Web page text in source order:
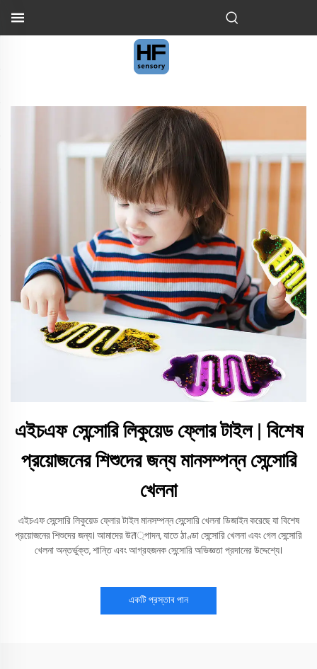
এইচএফ সেন্সোরি লিকুয়েড ফ্লোর টাইল | বিশেষ
প্রয়োজনের শিশুদের জন্য মানসম্পন্ন সেন্সোরি
খেলনা
এইচএফ সেন্সোরি লিকুয়েড ফ্লোর টাইল মানসম্পন্ন সেন্সোরি খেলনা ডিজাইন করেছে যা বিশেষ
প্রয়োজনের শিশুদের জন্য। আমাদের উत্পাদন, যাতে ঠাণ্ডা সেন্সোরি খেলনা এবং গেল সেন্সোরি
খেলনা অন্তর্ভুক্ত, শান্তি এবং আগ্রহজনক সেন্সোরি অভিজ্ঞতা প্রদানের উদ্দেশ্যে।
একটি প্রস্তাব পান